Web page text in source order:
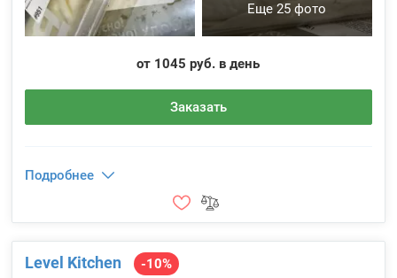
Еще 25 фото
от 1045 руб. в день
Заказать
Подробнее
Level Kitchen
-10%